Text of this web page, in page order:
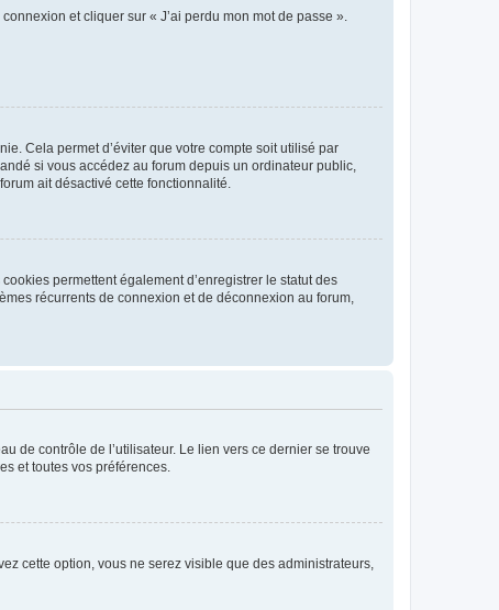
et cliquer sur « J’ai perdu mon mot de passe ».
Cela permet d’éviter que votre compte soit utilisé par
si vous accédez au forum depuis un ordinateur public,
ait désactivé cette fonctionnalité.
permettent également d’enregistrer le statut des
récurrents de connexion et de déconnexion au forum,
de contrôle de l’utilisateur. Le lien vers ce dernier se trouve
et toutes vos préférences.
cette option, vous ne serez visible que des administrateurs,